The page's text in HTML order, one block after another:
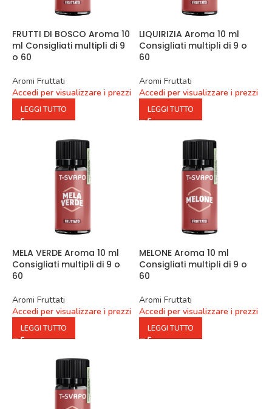
FRUTTI DI BOSCO Aroma 10
ml Consigliati multipli di 9
o 60
Aromi Fruttati
Accedi per visualizzare i prezzi
LEGGI TUTTO
LIQUIRIZIA Aroma 10 ml
Consigliati multipli di 9 o
60
Aromi Fruttati
Accedi per visualizzare i prezzi
LEGGI TUTTO
MELA VERDE Aroma 10 ml
Consigliati multipli di 9 o
60
Aromi Fruttati
Accedi per visualizzare i prezzi
LEGGI TUTTO
MELONE Aroma 10 ml
Consigliati multipli di 9 o
60
Aromi Fruttati
Accedi per visualizzare i prezzi
LEGGI TUTTO